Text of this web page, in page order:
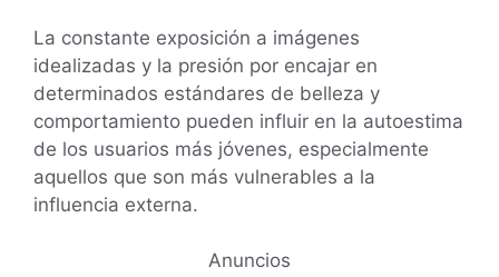
La constante exposición a imágenes
idealizadas y la presión por encajar en
determinados estándares de belleza y
comportamiento pueden influir en la autoestima
de los usuarios más jóvenes, especialmente
aquellos que son más vulnerables a la
influencia externa.
Anuncios